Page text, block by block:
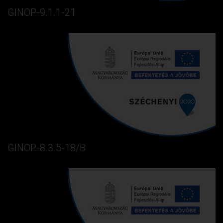
GINOP-9.1.1-21
GINOP-8.3.5-18/B